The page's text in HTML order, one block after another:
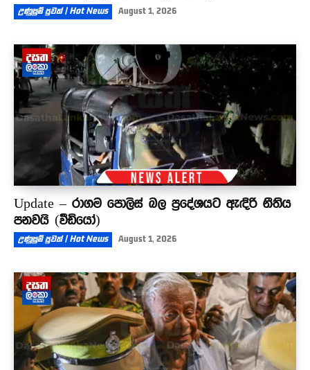
උණුසුම් පුවත් | Hot News August 1, 2026
Update – රාගම පොලිස් බල ප්‍රදේශයට ඇඳිරි නීතිය
පනවයි (වීඩියෝ)
උණුසුම් පුවත් | Hot News August 1, 2026